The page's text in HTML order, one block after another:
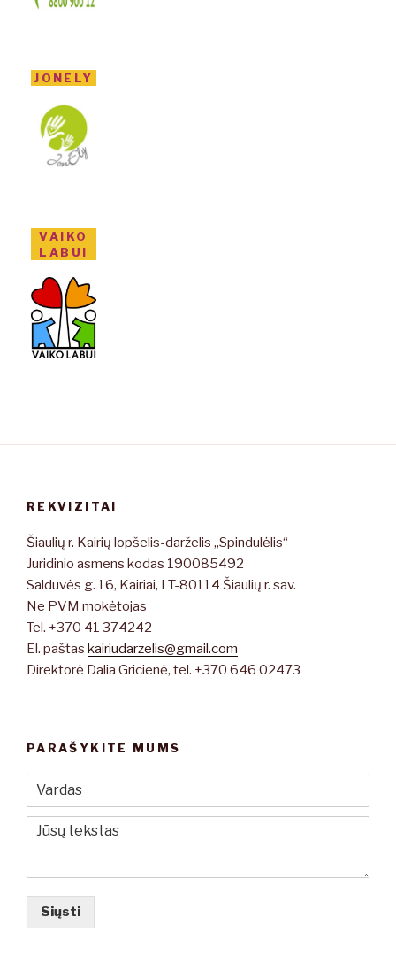
JONELY
VAIKO
LABUI
REKVIZITAI
Šiaulių r. Kairių lopšelis-darželis „Spindulėlis“
Juridinio asmens kodas 190085492
Salduvės g. 16, Kairiai, LT-80114 Šiaulių r. sav.
Ne PVM mokėtojas
Tel. +370 41 374242
El. paštas kairiudarzelis@gmail.com
Direktorė Dalia Gricienė, tel. +370 646 02473
PARAŠYKITE MUMS
Siųsti